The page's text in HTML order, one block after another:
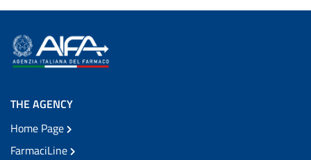
THE AGENCY
Home Page
FarmaciLine